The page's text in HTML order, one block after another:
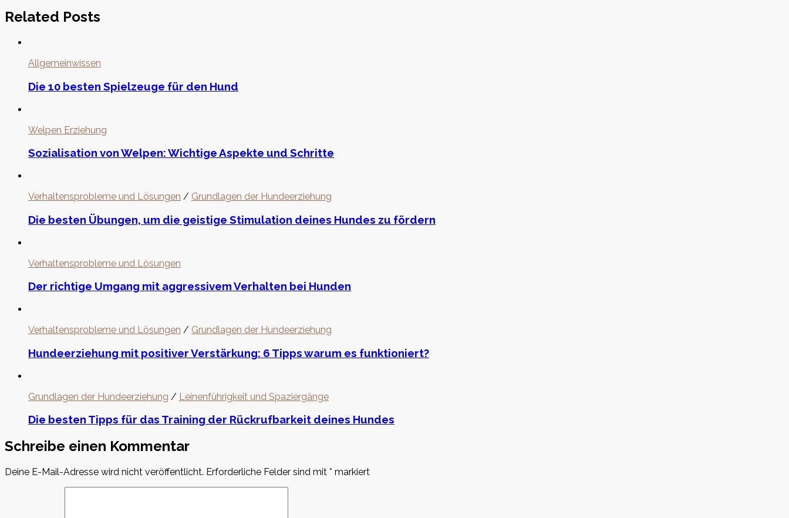
Related Posts
Allgemeinwissen
Die 10 besten Spielzeuge für den Hund
Welpen Erziehung
Sozialisation von Welpen: Wichtige Aspekte und Schritte
Verhaltensprobleme und Lösungen / Grundlagen der Hundeerziehung
Die besten Übungen, um die geistige Stimulation deines Hundes zu fördern
Verhaltensprobleme und Lösungen
Der richtige Umgang mit aggressivem Verhalten bei Hunden
Verhaltensprobleme und Lösungen / Grundlagen der Hundeerziehung
Hundeerziehung mit positiver Verstärkung: 6 Tipps warum es funktioniert?
Grundlagen der Hundeerziehung / Leinenführigkeit und Spaziergänge
Die besten Tipps für das Training der Rückrufbarkeit deines Hundes
Schreibe einen Kommentar
Deine E-Mail-Adresse wird nicht veröffentlicht. Erforderliche Felder sind mit * markiert